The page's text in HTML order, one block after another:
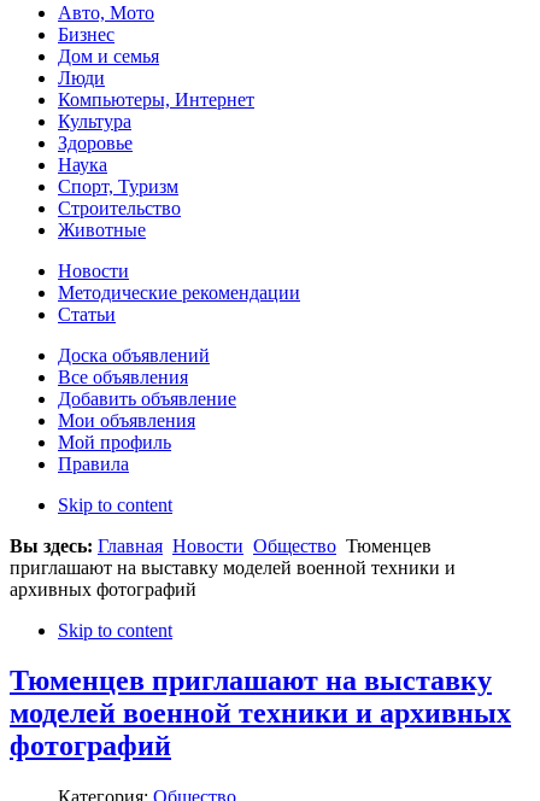
Авто, Мото
Бизнес
Дом и семья
Люди
Компьютеры, Интернет
Культура
Здоровье
Наука
Спорт, Туризм
Строительство
Животные
Новости
Методические рекомендации
Статьи
Доска объявлений
Все объявления
Добавить объявление
Мои объявления
Мой профиль
Правила
Skip to content
Вы здесь: Главная Новости Общество Тюменцев
приглашают на выставку моделей военной техники и
архивных фотографий
Skip to content
Тюменцев приглашают на выставку
моделей военной техники и архивных
фотографий